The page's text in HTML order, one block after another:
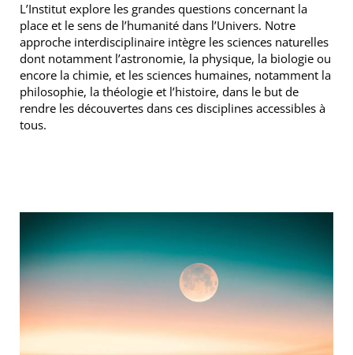
L’Institut explore les grandes questions concernant la
place et le sens de l’humanité dans l’Univers. Notre
approche interdisciplinaire intègre les sciences naturelles
dont notamment l’astronomie, la physique, la biologie ou
encore la chimie, et les sciences humaines, notamment la
philosophie, la théologie et l’histoire, dans le but de
rendre les découvertes dans ces disciplines accessibles à
tous.